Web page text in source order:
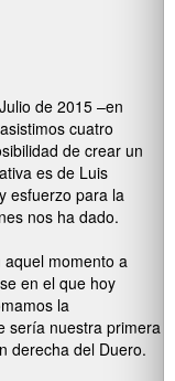
de 2015 –en
cuatro
de crear un
es de Luis
esfuerzo para la
nos ha dado.
momento a
en el que hoy
la
sería nuestra primera
derecha del Duero.